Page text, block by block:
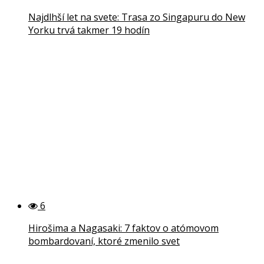
Najdlhší let na svete: Trasa zo Singapuru do New
Yorku trvá takmer 19 hodín
6
Hirošima a Nagasaki: 7 faktov o atómovom
bombardovaní, ktoré zmenilo svet